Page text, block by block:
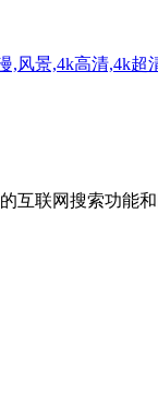
,风景,4k高清,4k超
互联网搜索功能和